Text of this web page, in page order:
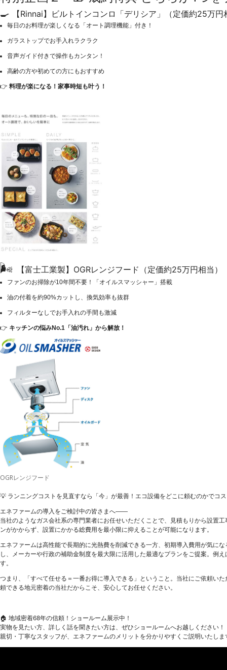
🍳 【Rinnai】ビルトインコンロ「デリシア」（定価約25万円
毎日のお料理が楽しくなる「オート調理機能」付き！
ガラストップでお手入れラクラク
音声ガイド付きで操作もカンタン！
高齢の方や初めての方にもおすすめ
👉 料理が楽になる！家事時短も叶う！
🌬️ 【富士工業製】OGRレンジフード（定価約25万円相当）
ファンのお掃除が10年間不要！「オイルスマッシャー」搭載
油の付着を約90%カットし、換気効率も抜群
フィルターなしでお手入れの手間も激減
👉 キッチンの悩みNo.1「油汚れ」から解放！
OGRレンジフード
💡 ランニングコストを見直すなら「今」が最善！エコ設備をどこに頼むのかでコ
エネファームの導入をご検討中の皆さまへ――
当社のようなガス会社系の専門業者にお任せいただくことで、見積もりから設置
ンがかからず、設置にかかる総費用を最小限に抑えることが可能になります。
エネファームは高性能で長期的に光熱費を削減できる一方、初期導入費用が気に
し、メーカーや行政の補助金制度を最大限に活用した最適なプランをご提案。例
す。
つまり、「すべて任せる＝一番お得に導入できる」ということ。当社にご依頼い
頼できる地元密着の当社だからこそ、安心してお任せください。
🏠 地域密着68年の信頼！ショールーム展示中！
実物を見たい方、詳しく話を聞きたい方は、ぜひショールームへお越しください！
親切・丁寧なスタッフが、エネファームのメリットを分かりやすくご説明いたしま